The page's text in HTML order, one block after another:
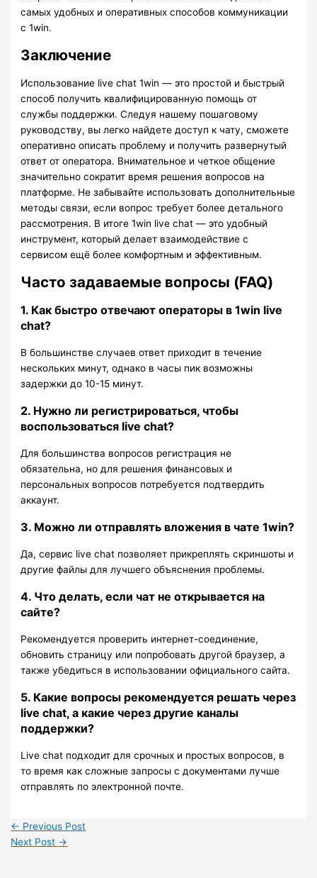
самых удобных и оперативных способов коммуникации
с 1win.
Заключение
Использование live chat 1win — это простой и быстрый
способ получить квалифицированную помощь от
службы поддержки. Следуя нашему пошаговому
руководству, вы легко найдете доступ к чату, сможете
оперативно описать проблему и получить развернутый
ответ от оператора. Внимательное и четкое общение
значительно сократит время решения вопросов на
платформе. Не забывайте использовать дополнительные
методы связи, если вопрос требует более детального
рассмотрения. В итоге 1win live chat — это удобный
инструмент, который делает взаимодействие с
сервисом ещё более комфортным и эффективным.
Часто задаваемые вопросы (FAQ)
1. Как быстро отвечают операторы в 1win live
chat?
В большинстве случаев ответ приходит в течение
нескольких минут, однако в часы пик возможны
задержки до 10-15 минут.
2. Нужно ли регистрироваться, чтобы
воспользоваться live chat?
Для большинства вопросов регистрация не
обязательна, но для решения финансовых и
персональных вопросов потребуется подтвердить
аккаунт.
3. Можно ли отправлять вложения в чате 1win?
Да, сервис live chat позволяет прикреплять скриншоты и
другие файлы для лучшего объяснения проблемы.
4. Что делать, если чат не открывается на
сайте?
Рекомендуется проверить интернет-соединение,
обновить страницу или попробовать другой браузер, а
также убедиться в использовании официального сайта.
5. Какие вопросы рекомендуется решать через
live chat, а какие через другие каналы
поддержки?
Live chat подходит для срочных и простых вопросов, в
то время как сложные запросы с документами лучше
отправлять по электронной почте.
← Previous Post
Next Post →